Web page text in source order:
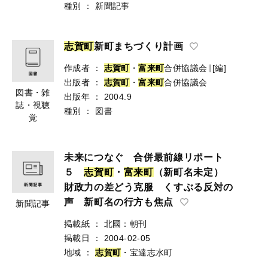
種別
： 新聞記事
図書・雑
誌・視聴
覚
志賀町新町まちづくり計画
作成者 ： 志賀町・富来町合併協議会∥[編]
出版者
： 志賀町・富来町合併協議会
出版年
：
2004.9
種別
： 図書
新聞記事
未来につなぐ 合併最前線リポート
５志賀町・ 富来町（新町名未定）
財政力の差どう克服 くすぶる反対の
声 新町名の行方も焦点
掲載紙 ：
北國：朝刊
掲載日
：
2004-02-05
地域
： 志賀町・宝達志水町